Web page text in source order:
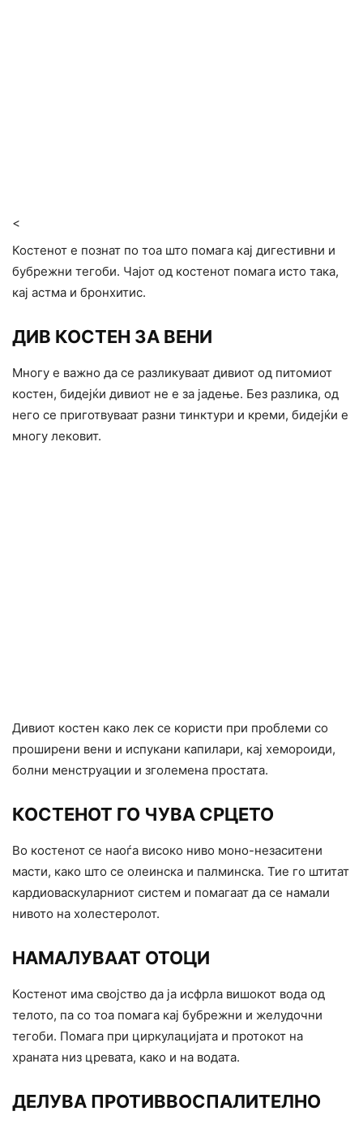
<
Костенот е познат по тоа што помага кај дигестивни и
бубрежни тегоби. Чајот од костенот помага исто така,
кај астма и бронхитис.
ДИВ КОСТЕН ЗА ВЕНИ
Многу е важно да се разликуваат дивиот од питомиот
костен, бидејќи дивиот не е за јадење. Без разлика, од
него се приготвуваат разни тинктури и креми, бидејќи е
многу лековит.
Дивиот костен како лек се користи при проблеми со
проширени вени и испукани капилари, кај хемороиди,
болни менструации и зголемена простата.
КОСТЕНОТ ГО ЧУВА СРЦЕТО
Во костенот се наоѓа високо ниво моно-незаситени
масти, како што се олеинска и палминска. Тие го штитат
кардиоваскуларниот систем и помагаат да се намали
нивото на холестеролот.
НАМАЛУВААТ ОТОЦИ
Костенот има својство да ја исфрла вишокот вода од
телото, па со тоа помага кај бубрежни и желудочни
тегоби. Помага при циркулацијата и протокот на
храната низ цревата, како и на водата.
ДЕЛУВА ПРОТИВВОСПАЛИТЕЛНО